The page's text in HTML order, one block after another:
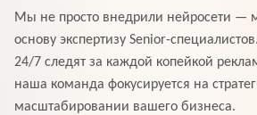
Мы не просто внедрили нейросети —
основу экспертизу Senior-
24/7 следят за каждой копейкой
наша команда фокусируется на
масштабировании вашего бизнеса.